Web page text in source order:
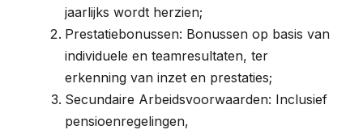
jaarlijks wordt herzien;
Prestatiebonussen: Bonussen op basis van
individuele en teamresultaten, ter
erkenning van inzet en prestaties;
Secundaire Arbeidsvoorwaarden: Inclusief
pensioenregelingen,